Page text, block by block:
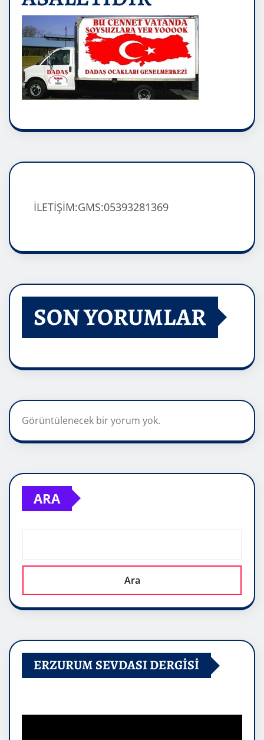
İLETİŞİM:GMS:05393281369
SON YORUMLAR
Görüntülenecek bir yorum yok.
ARA
Ara
ERZURUM SEVDASI DERGİSİ